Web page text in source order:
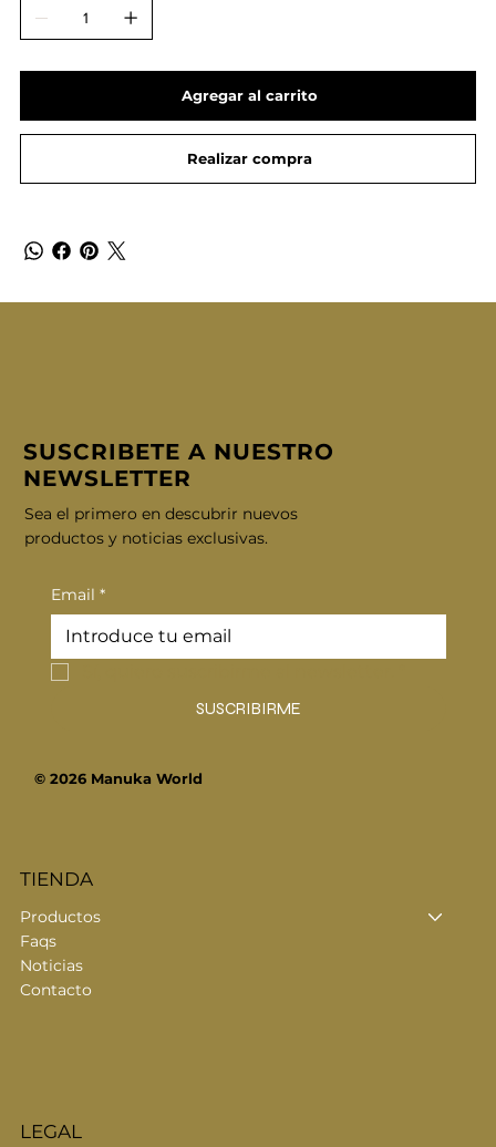
Agregar al carrito
Realizar compra
SUSCRIBETE A NUESTRO
NEWSLETTER
Sea el primero en descubrir nuevos
productos y noticias exclusivas.
Email *
SUSCRIBIRME
© 2026 Manuka World
TIENDA
Productos
Faqs
Noticias
Contacto
LEGAL